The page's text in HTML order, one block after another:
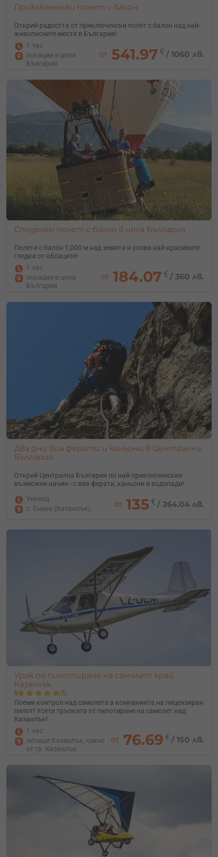
Приключенски полет с балон
Открий радостта от приключенски полет с балон над най-
живописните места в България!
1 час
локации в цяла
България
от 541.97 € / 1060 лв.
Споделен полет с балон в цяла България
Полети с балон 1,000 м над земята и улови най-красивите
гледки от облаците!
1 час
локации в цяла
България
от 184.07 € / 360 лв.
Два дни виа ферати и каньони в Централна
България
Открий Централна България по най-приключенския
възможен начин - с виа ферати, каньони и водопади!
Уикенд
с. Енина (Казанлък)
от 135 € /264.04 лв.
Урок по пилотиране на самолет край
Казанлък
5 (5)
Поеми контрол над самолета в компанията на лицензиран
пилот! Усети тръпката от пилотиране на самолет над
Казанлък!
1 час
летище Казанлък, южно
от гр. Казанлък
от 76.69 € /150 лв.